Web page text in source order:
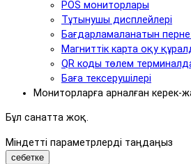
POS мониторлары
Тұтынушы дисплейлері
Бағдарламаланатын
Магниттік карта оқу
QR коды төлем
Баға тексерушілері
Мониторларға арналған керек-
Бұл санатта жоқ.
Міндетті параметрлерді таңдаңыз
себетке